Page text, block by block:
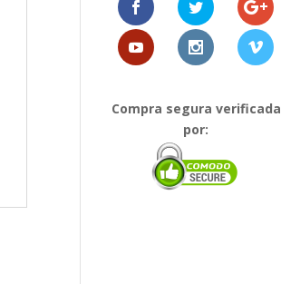
Compra segura verificada
por: